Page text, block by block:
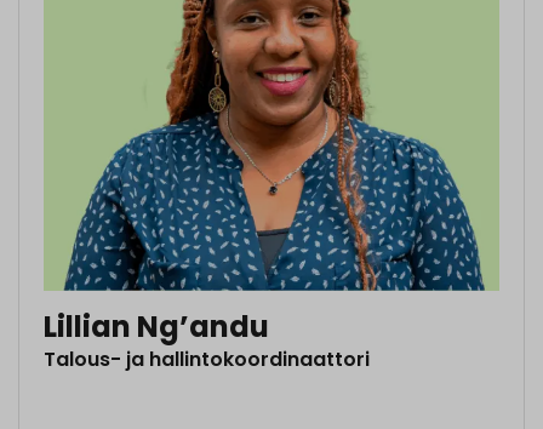
Lillian Ng’andu
Talous- ja hallintokoordinaattori